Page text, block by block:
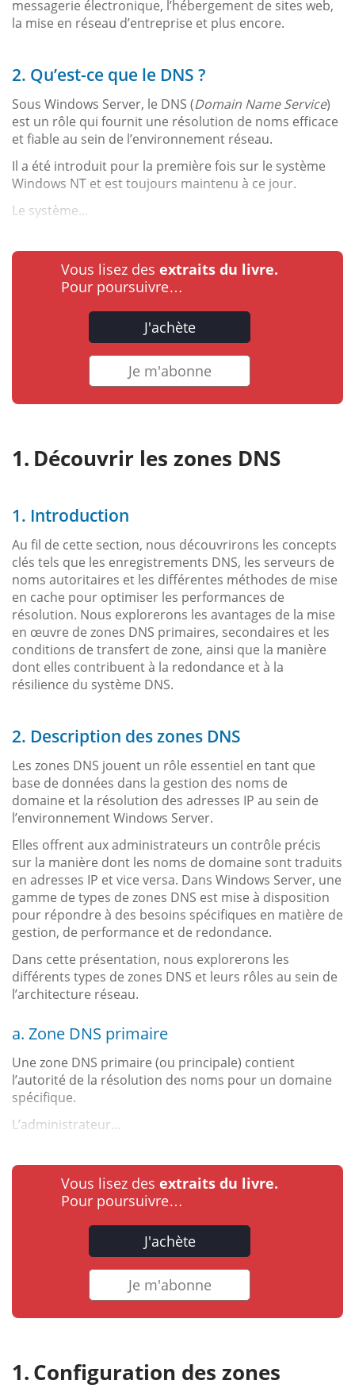
messagerie électronique, l’hébergement de sites web,
la mise en réseau d’entreprise et plus encore.
2. Qu’est-ce que le DNS ?
Sous Windows Server, le DNS (Domain Name Service)
est un rôle qui fournit une résolution de noms efficace
et fiable au sein de l’environnement réseau.
Il a été introduit pour la première fois sur le système
Windows NT et est toujours maintenu à ce jour.
Le système...
Vous lisez des extraits du livre.
Pour poursuivre…
J'achète
Je m'abonne
Découvrir les zones DNS
1. Introduction
Au fil de cette section, nous découvrirons les concepts
clés tels que les enregistrements DNS, les serveurs de
noms autoritaires et les différentes méthodes de mise
en cache pour optimiser les performances de
résolution. Nous explorerons les avantages de la mise
en œuvre de zones DNS primaires, secondaires et les
conditions de transfert de zone, ainsi que la manière
dont elles contribuent à la redondance et à la
résilience du système DNS.
2. Description des zones DNS
Les zones DNS jouent un rôle essentiel en tant que
base de données dans la gestion des noms de
domaine et la résolution des adresses IP au sein de
l’environnement Windows Server.
Elles offrent aux administrateurs un contrôle précis
sur la manière dont les noms de domaine sont traduits
en adresses IP et vice versa. Dans Windows Server, une
gamme de types de zones DNS est mise à disposition
pour répondre à des besoins spécifiques en matière de
gestion, de performance et de redondance.
Dans cette présentation, nous explorerons les
différents types de zones DNS et leurs rôles au sein de
l’architecture réseau.
a. Zone DNS primaire
Une zone DNS primaire (ou principale) contient
l’autorité de la résolution des noms pour un domaine
spécifique.
L’administrateur...
Vous lisez des extraits du livre.
Pour poursuivre…
J'achète
Je m'abonne
Configuration des zones